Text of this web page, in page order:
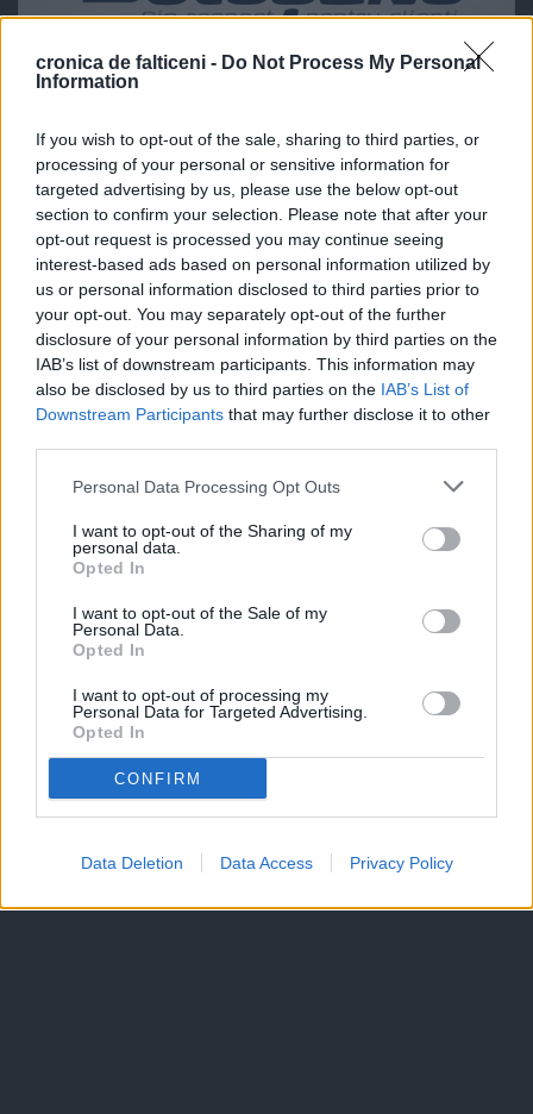
cronica de falticeni - Do Not Process My Personal
Information
If you wish to opt-out of the sale, sharing to third parties, or
processing of your personal or sensitive information for
targeted advertising by us, please use the below opt-out
section to confirm your selection. Please note that after your
opt-out request is processed you may continue seeing
interest-based ads based on personal information utilized by
us or personal information disclosed to third parties prior to
your opt-out. You may separately opt-out of the further
disclosure of your personal information by third parties on the
IAB’s list of downstream participants. This information may
also be disclosed by us to third parties on the IAB’s List of
Downstream Participants that may further disclose it to other
Personal Data Processing Opt Outs
I want to opt-out of the Sharing of my
personal data.
Opted In
I want to opt-out of the Sale of my
Personal Data.
Opted In
I want to opt-out of processing my
Personal Data for Targeted Advertising.
Opted In
CONFIRM
Data Deletion Data Access Privacy Policy